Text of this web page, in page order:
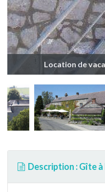
Location de
Description : Gîte à